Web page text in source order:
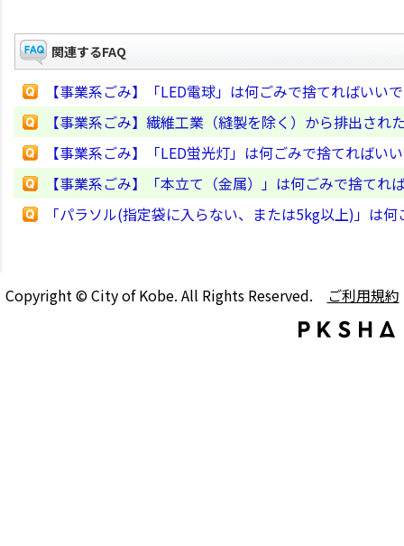
関連するFAQ
【事業系ごみ】「LED電球」は何ごみで捨てればいい
【事業系ごみ】繊維工業（縫製を除く）から排出さ
【事業系ごみ】「LED蛍光灯」は何ごみで捨てればい
【事業系ごみ】「本立て（金属）」は何ごみで捨てれ
「パラソル(指定袋に入らない、または5kg以上)」は
Copyright © City of Kobe. All Rights Reserved. ご利用規約